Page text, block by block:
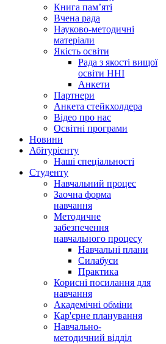
Книга памʼяті
Вчена рада
Науково-методичні
матеріали
Якість освіти
Рада з якості вищої
освіти ННІ
Анкети
Партнери
Анкета стейкхолдера
Відео про нас
Освітні програми
Hовини
Абітурієнту
Наші спеціальності
Студенту
Навчальний процес
Заочна форма
навчання
Методичне
забезпечення
навчального процесу
Навчальні плани
Силабуси
Практика
Корисні посилання для
навчання
Академічні обміни
Кар'єрне планування
Навчально-
методичний відділ